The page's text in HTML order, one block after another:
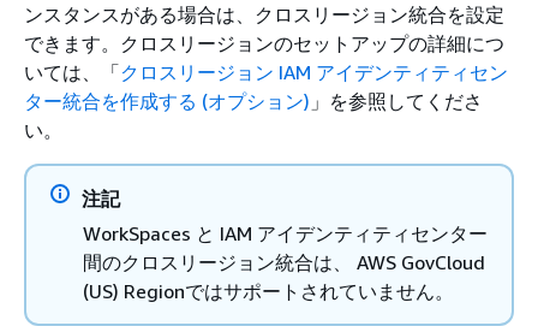
ンスタンスがある場合は、クロスリージョン統合を設定
できます。クロスリージョンのセットアップの詳細につ
いては、「クロスリージョン IAM アイデンティティセン
ター統合を作成する (オプション) 」を参照してくださ
い。
注記
WorkSpaces と IAM アイデンティティセンター
間のクロスリージョン統合は、 AWS GovCloud
(US) Regionではサポートされていません。